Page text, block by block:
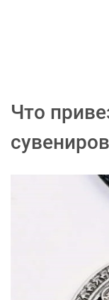
Что